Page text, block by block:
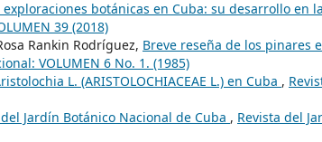
exploraciones botánicas en Cuba: su desarrollo en la
39 (2018)
Rankin Rodríguez, Breve reseña de los pinares
VOLUMEN 6 No. 1. (1985)
L. (ARISTOLOCHIACEAE L.) en Cuba ,
Jardín Botánico Nacional de Cuba , Revista del